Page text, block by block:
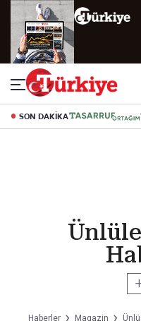
SON DAKİKA
Haberler Magazin